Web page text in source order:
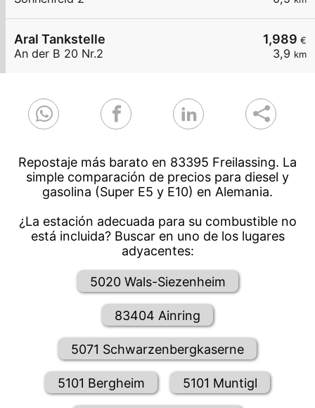
1,989 €
3,9 km
Aral Tankstelle
An der B 20 Nr.2
Repostaje más barato en 83395 Freilassing. La
simple comparación de precios para diesel y
gasolina (Super E5 y E10) en Alemania.
¿La estación adecuada para su combustible no
está incluida? Buscar en uno de los lugares
adyacentes:
5020 Wals-Siezenheim
83404 Ainring
5071 Schwarzenbergkaserne
5101 Bergheim 5101 Muntigl